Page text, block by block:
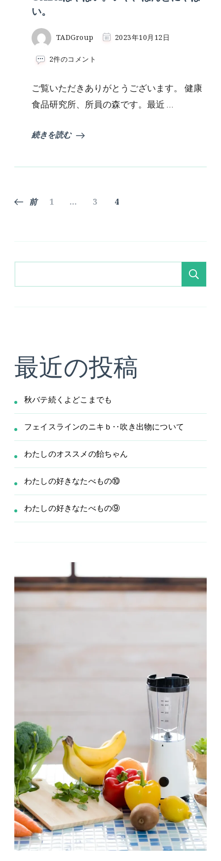
い。
TADGroup 2023年10月12日
GABA
ば
い。
い
ほ
ん
へ
2件のコメント
ご覧いただきありがとうございます。 健康
食品研究所、所員の森です。最近 …
続きを読む
投
の
ペ
ジ
送
り
前
固
ジ
1 …
固
ジ
3
固
ジ
4
索
最近の投稿
秋バテ続くよどこまでも
フェイスラインのニキｂ‥吹き出物について
わたしのオススメの飴ちゃん
わたしの好きなたべもの⑩
わたしの好きなたべもの⑨